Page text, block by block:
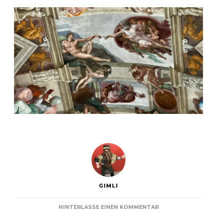
GIMLI
HINTERLASSE EINEN KOMMENTARZU